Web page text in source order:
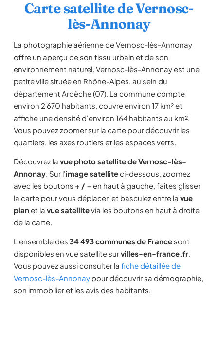
Carte satellite de Vernosc-
lès-Annonay
La photographie aérienne de Vernosc-lès-Annonay
offre un aperçu de son tissu urbain et de son
environnement naturel. Vernosc-lès-Annonay est une
petite ville située en Rhône-Alpes, au sein du
département Ardèche (07). La commune compte
environ 2 670 habitants, couvre environ 17 km² et
affiche une densité d'environ 164 habitants au km².
Vous pouvez zoomer sur la carte pour découvrir les
quartiers, les axes routiers et les espaces verts.
Découvrez la vue photo satellite de Vernosc-lès-
Annonay. Sur l'image satelliteci-dessous, zoomez
avec les boutons + / − en haut à gauche, faites glisser
la carte pour vous déplacer, et basculez entre la vue
planet la vue satellitevia les boutons en haut à droite
de la carte.
L'ensemble des 34 493 communes de France sont
disponibles en vue satellite survilles-en-france.fr.
Vous pouvez aussi consulter la fiche détaillée de
Vernosc-lès-Annonay pour découvrir sa démographie,
son immobilier et les avis des habitants.